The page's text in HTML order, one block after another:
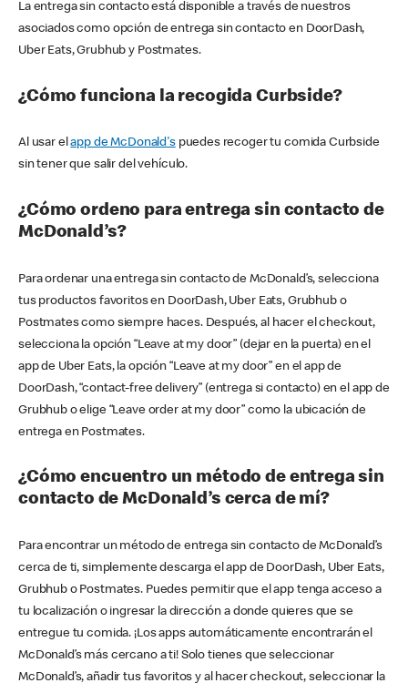
La entrega sin contacto está disponible a través de nuestros
asociados como opción de entrega sin contacto en DoorDash,
Uber Eats, Grubhub y Postmates.
¿Cómo funciona la recogida Curbside?
Al usar elapp de McDonald'spuedes recoger tu comida Curbside
sin tener que salir del vehículo.
¿Cómo ordeno para entrega sin contacto de
McDonald’s?
Para ordenar una entrega sin contacto de McDonald’s, selecciona
tus productos favoritos en DoorDash, Uber Eats, Grubhub o
Postmates como siempre haces. Después, al hacer el checkout,
selecciona la opción “Leave at my door” (dejar en la puerta) en el
app de Uber Eats, la opción “Leave at my door” en el app de
DoorDash, “contact-free delivery” (entrega si contacto) en el app de
Grubhub o elige “Leave order at my door” como la ubicación de
entrega en Postmates.
¿Cómo encuentro un método de entrega sin
contacto de McDonald’s cerca de mí?
Para encontrar un método de entrega sin contacto de McDonald’s
cerca de ti, simplemente descarga el app de DoorDash, Uber Eats,
Grubhub o Postmates. Puedes permitir que el app tenga acceso a
tu localización o ingresar la dirección a donde quieres que se
entregue tu comida. ¡Los apps automáticamente encontrarán el
McDonald’s más cercano a ti! Solo tienes que seleccionar
McDonald’s, añadir tus favoritos y al hacer checkout, seleccionar la